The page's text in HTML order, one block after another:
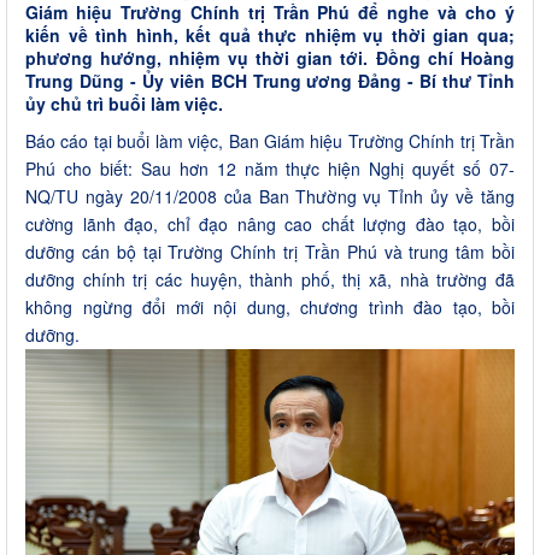
Giám hiệu Trường Chính trị Trần Phú để nghe và cho ý
kiến về tình hình, kết quả thực nhiệm vụ thời gian qua;
phương hướng, nhiệm vụ thời gian tới. Đồng chí Hoàng
Trung Dũng - Ủy viên BCH Trung ương Đảng - Bí thư Tỉnh
ủy chủ trì buổi làm việc.
Báo cáo tại buổi làm việc, Ban Giám hiệu Trường Chính trị Trần
Phú cho biết: Sau hơn 12 năm thực hiện Nghị quyết số 07-
NQ/TU ngày 20/11/2008 của Ban Thường vụ Tỉnh ủy về tăng
cường lãnh đạo, chỉ đạo nâng cao chất lượng đào tạo, bồi
dưỡng cán bộ tại Trường Chính trị Trần Phú và trung tâm bồi
dưỡng chính trị các huyện, thành phố, thị xã, nhà trường đã
không ngừng đổi mới nội dung, chương trình đào tạo, bồi
dưỡng.